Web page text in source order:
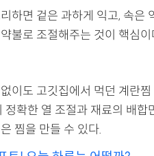
하면 겉은 과하게 익고, 속은
불로 조절해주는 것이 핵심
이도 고깃집에서 먹던 계란
정확한 열 조절과 재료의 배합
찜을 만들 수 있다.